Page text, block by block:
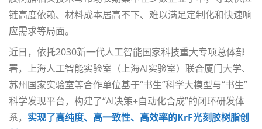
链高度依赖、材料成本居高不下、难以满足定制化和快速响
应需求等局面。
近日，依托2030新一代人工智能国家科技重大专项总体部
署，上海人工智能实验室（上海AI实验室）联合厦门大学、
苏州国家实验室等合作单位基于“书生”科学大模型与“书生”
科学发现平台，构建了“AI决策+自动化合成”的闭环研发体
系， 实现了高纯度、高一致性、高效率的KrF光刻胶树脂创